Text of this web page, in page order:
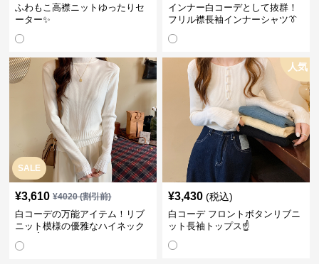
ふわもこ高襟ニットゆったりセ
ーター✨
インナー白コーデとして抜群！
フリル襟長袖インナーシャツ👔
SALE
¥3,610 ¥4020(割引前)
白コーデの万能アイテム！リブ
ニット模様の優雅なハイネック
人気
¥3,430 (税込)
白コーデ フロントボタンリブニ
ット長袖トップス☝️